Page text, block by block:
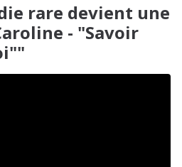
rare devient une
- "Savoir